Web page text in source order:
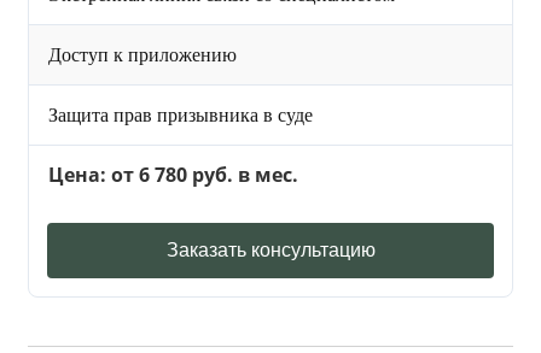
Доступ к приложению
Защита прав призывника в суде
Цена: от 6 780 руб. в мес.
Заказать консультацию